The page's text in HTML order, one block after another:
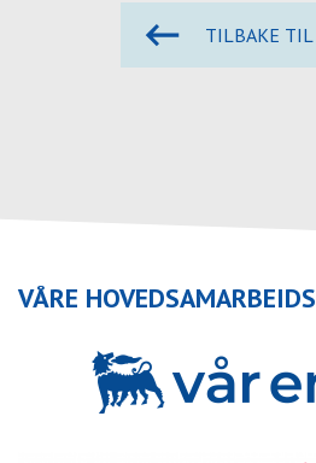
TILBAKE TIL
VÅRE